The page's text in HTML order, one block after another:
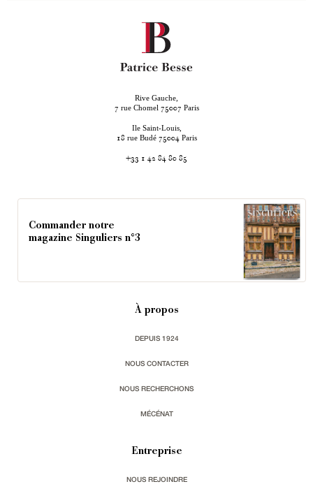
Rive Gauche,
7 rue Chomel 75007 Paris
Ile Saint-Louis,
18 rue Budé 75004 Paris
+33 1 42 84 80 85
Commander notre
magazine Singuliers n°3
À propos
DEPUIS 1924
NOUS CONTACTER
NOUS RECHERCHONS
MÉCÉNAT
Entreprise
NOUS REJOINDRE